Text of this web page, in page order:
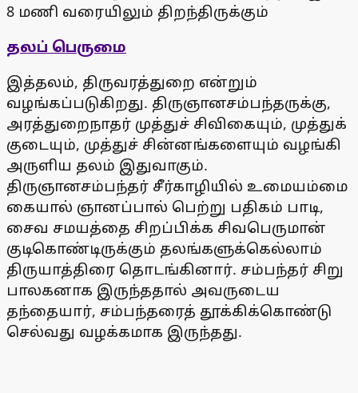
8 மணி வரையிலும் திறந்திருக்கும்
தலப் பெருமை
இத்தலம், திருவரத்துறை என்றும்
வழங்கப்படுகிறது. திருஞானசம்பந்தருக்கு,
அரத்துறைநாதர் முத்துச் சிவிகையும், முத்துக்
குடையும், முத்துச் சின்னங்களையும் வழங்கி
அருளிய தலம் இதுவாகும்.
திருஞானசம்பந்தர் சீர்காழியில் உமையம்மை
கையால் ஞானப்பால் பெற்று பதிகம் பாடி,
சைவ சமயத்தை சிறப்பிக்க சிவபெருமான்
குடிகொண்டிருக்கும் தலங்களுக்கெல்லாம்
திருயாத்திரை தொடங்கினார். சம்பந்தர் சிறு
பாலகனாக இருந்ததால் அவருடைய
தந்தையார், சம்பந்தரைத் தூக்கிக்கொண்டு
செல்வது வழக்கமாக இருந்தது.